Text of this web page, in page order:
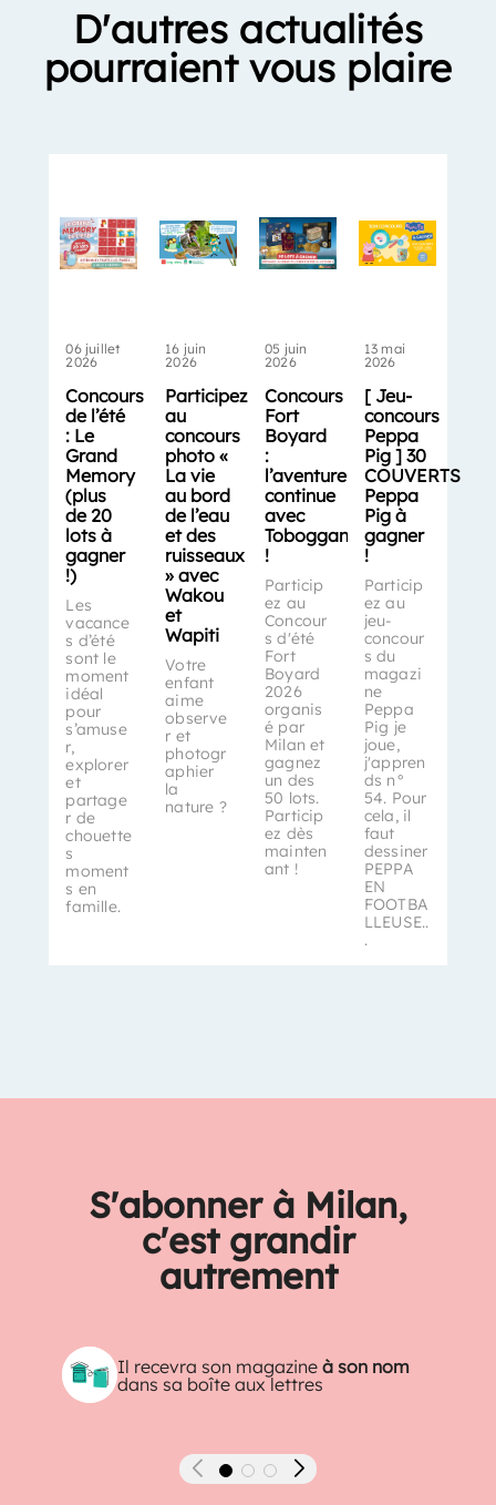
D'autres actualités
pourraient vous plaire
06 juillet
2026
Concours
de l’été
: Le
Grand
Memory
(plus
de 20
lots à
gagner
!)
Les
vacance
s d’été
sont le
moment
idéal
pour
s’amuse
r,
explorer
et
partage
r de
chouette
s
moment
s en
famille.
16 juin
2026
Participez
au
concours
photo «
La vie
au bord
de l’eau
et des
ruisseaux
» avec
Wakou
et
Wapiti
Votre
enfant
aime
observe
r et
photogr
aphier
la
nature ?
05 juin
2026
Concours
Fort
Boyard
:
l’aventure
continue
avec
Toboggan
!
Particip
ez au
Concour
s d'été
Fort
Boyard
2026
organis
é par
Milan et
gagnez
un des
50 lots.
Particip
ez dès
mainten
ant !
13 mai
2026
[ Jeu-
concours
Peppa
Pig ] 30
COUVERTS
Peppa
Pig à
gagner
!
Particip
ez au
jeu-
concour
s du
magazi
ne
Peppa
Pig je
joue,
j'appren
ds n°
54. Pour
cela, il
faut
dessiner
PEPPA
EN
FOOTBA
LLEUSE..
.
S'abonner à Milan,
c'est grandir
autrement
Il recevra son magazineà son nom
dans sa boîte aux lettres
Précédent Suivant